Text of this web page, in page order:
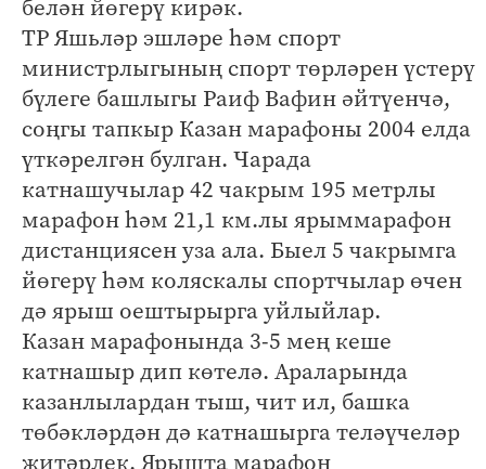
белән йөгерү кирәк.
ТР Яшьләр эшләре һәм спорт
министрлыгының спорт төрләрен үстерү
бүлеге башлыгы Раиф Вафин әйтүенчә,
соңгы тапкыр Казан марафоны 2004 елда
үткәрелгән булган. Чарада
катнашучылар 42 чакрым 195 метрлы
марафон һәм 21,1 км.лы ярыммарафон
дистанциясен уза ала. Быел 5 чакрымга
йөгерү һәм коляскалы спортчылар өчен
дә ярыш оештырырга уйлыйлар.
Казан марафонында 3-5 мең кеше
катнашыр дип көтелә. Араларында
казанлылардан тыш, чит ил, башка
төбәкләрдән дә катнашырга теләүчеләр
җитәрлек. Ярышта марафон